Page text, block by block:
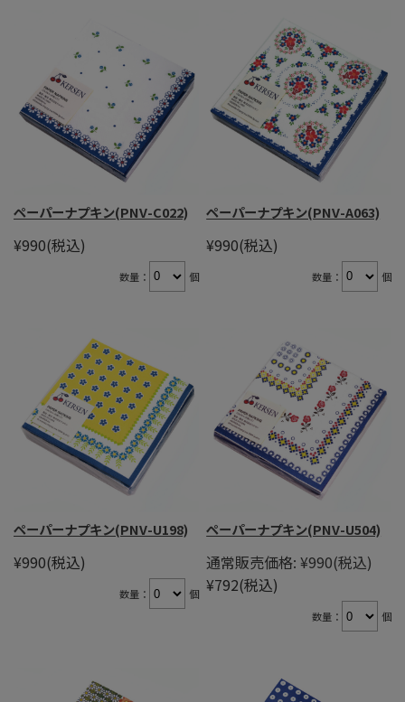
ペーパーナプキン(PNV-C022)
¥990(税込)
数量： 個
ペーパーナプキン(PNV-A063)
¥990(税込)
数量： 個
ペーパーナプキン(PNV-U198)
¥990(税込)
数量： 個
ペーパーナプキン(PNV-U504)
通常販売価格: ¥990(税込)
¥792(税込)
数量： 個